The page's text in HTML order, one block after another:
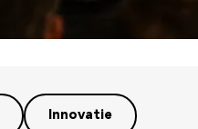
Innovatie